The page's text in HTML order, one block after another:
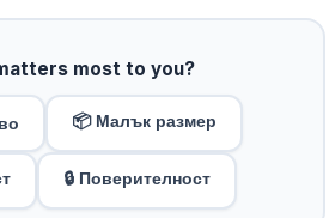
most to you?
📦 Малък размер
🔒 Поверителност